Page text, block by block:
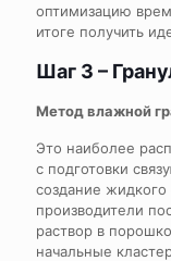
оптимизацию
итоге получить
Шаг 3 –
Метод влажной
Это наиболее
с подготовки
создание
производители
раствор в
начальные